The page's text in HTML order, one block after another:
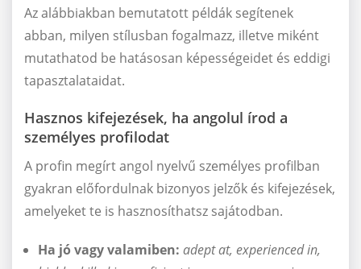
Az alábbiakban bemutatott példák segítenek
abban, milyen stílusban fogalmazz, illetve miként
mutathatod be hatásosan képességeidet és eddigi
tapasztalataidat.
Hasznos kifejezések, ha angolul írod a
személyes profilodat
A profin megírt angol nyelvű személyes profilban
gyakran előfordulnak bizonyos jelzők és kifejezések,
amelyeket te is hasznosíthatsz sajátodban.
Ha jó vagy valamiben: adept at, experienced in,